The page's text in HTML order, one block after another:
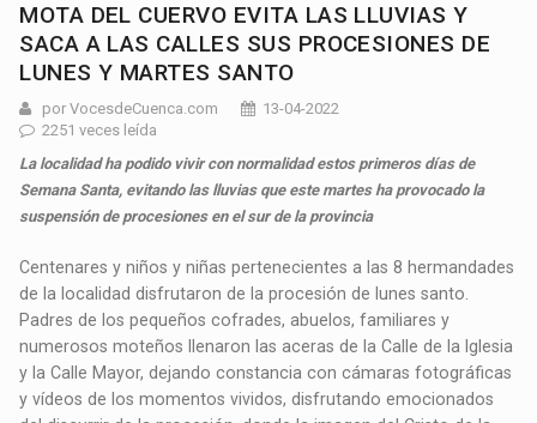
MOTA DEL CUERVO EVITA LAS LLUVIAS Y
SACA A LAS CALLES SUS PROCESIONES DE
LUNES Y MARTES SANTO
por VocesdeCuenca.com
13-04-2022
2251 veces leída
La localidad ha podido vivir con normalidad estos primeros días de
Semana Santa, evitando las lluvias que este martes ha provocado la
suspensión de procesiones en el sur de la provincia
Centenares y niños y niñas pertenecientes a las 8 hermandades
de la localidad disfrutaron de la procesión de lunes santo.
Padres de los pequeños cofrades, abuelos, familiares y
numerosos moteños llenaron las aceras de la Calle de la Iglesia
y la Calle Mayor, dejando constancia con cámaras fotográficas
y vídeos de los momentos vividos, disfrutando emocionados